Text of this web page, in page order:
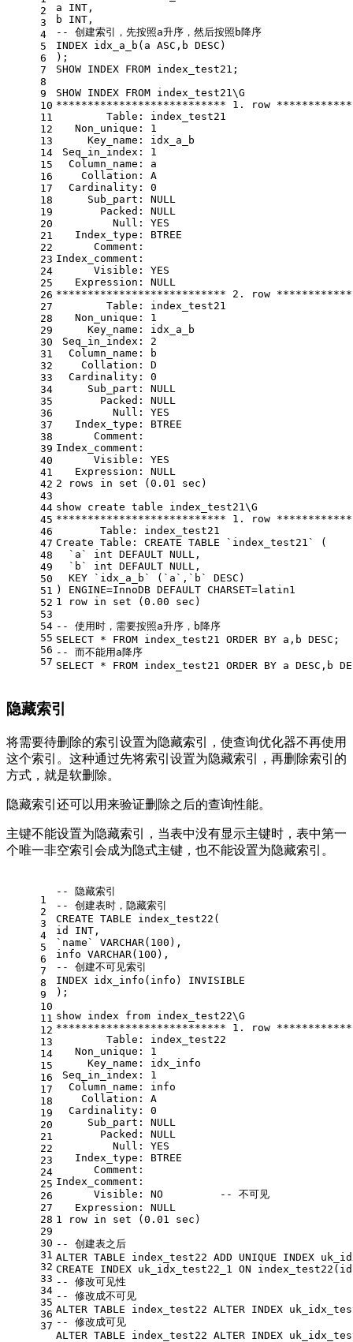
2
3
4
5
6
7
8
9
10
11
12
13
14
15
16
17
18
19
20
21
22
23
24
25
26
27
28
29
30
31
32
33
34
35
36
37
38
39
40
41
42
43
44
45
46
47
48
49
50
51
52
53
54
55
56
57
a INT ,
b INT ,
-- 创建索引，先按照a升序，然后按照b降序
INDEX idx_a_b(a ASC ,b DESC )
);
SHOW INDEX FROM index_test21;
SHOW INDEX FROM index_test21\G
*************************** 1. row ************
Table : index_test21
   Non_unique:
1
     Key_name: idx_a_b
Seq_in_index: 1
  Column_name: a
Collation : A
Cardinality : 0
     Sub_part:
NULL
       Packed:
NULL
Null : YES
   Index_type: BTREE
      Comment:
Index_comment:
      Visible: YES
   Expression:
NULL
*************************** 2. row ************
Table : index_test21
   Non_unique:
1
     Key_name: idx_a_b
Seq_in_index: 2
  Column_name: b
Collation : D
Cardinality : 0
     Sub_part:
NULL
       Packed:
NULL
Null : YES
   Index_type: BTREE
      Comment:
Index_comment:
      Visible: YES
   Expression:
NULL
2
rows in set ( 0.01 sec)
show create table index_test21\G
*************************** 1. row ************
Table : index_test21
Create Table : CREATE TABLE `index_test21` (
  `a`
int DEFAULT NULL ,
  `b`
int DEFAULT NULL ,
  KEY `idx_a_b` (`a`,`b`
DESC )
) ENGINE=InnoDB DEFAULT CHARSET=latin1
1
row in set ( 0.00 sec)
-- 使用时，需要按照a升序，b降序
SELECT * FROM index_test21 ORDER BY a,b DESC ;
-- 而不能用a降序
SELECT * FROM index_test21 ORDER BY a DESC ,b
隐藏索引
将需要待删除的索引设置为隐藏索引，使查询优化器不再使用
这个索引。这种通过先将索引设置为隐藏索引，再删除索引的
方式，就是软删除。
隐藏索引还可以用来验证删除之后的查询性能。
主键不能设置为隐藏索引，当表中没有显示主键时，表中第一
个唯一非空索引会成为隐式主键，也不能设置为隐藏索引。
1
2
3
4
5
6
7
8
9
10
11
12
13
14
15
16
17
18
19
20
21
22
23
24
25
26
27
28
29
30
31
32
33
34
35
36
37
-- 隐藏索引
-- 创建表时，隐藏索引
CREATE TABLE index_test22(
id INT ,
`name` VARCHAR( 100 ),
info VARCHAR( 100 ),
-- 创建不可见索引
INDEX idx_info(info) INVISIBLE
);
show index from index_test22\G
*************************** 1. row ************
Table : index_test22
   Non_unique:
1
     Key_name: idx_info
Seq_in_index: 1
  Column_name: info
Collation : A
Cardinality : 0
     Sub_part:
NULL
       Packed:
NULL
Null : YES
   Index_type: BTREE
      Comment:
Index_comment:
      Visible:
NO
-- 不可见
   Expression:
NULL
1
row in set (0.01 sec)
-- 创建表之后
ALTER TABLE index_test22 ADD UNIQUE INDEX
CREATE INDEX uk_idx_test22_1 ON
-- 修改可见性
-- 修改成不可见
ALTER TABLE index_test22 ALTER INDEX
-- 修改成可见
ALTER TABLE index_test22 ALTER INDEX